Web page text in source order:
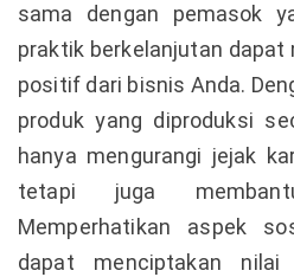
sama dengan pemasok
praktik berkelanjutan dapat
positif dari bisnis Anda.
produk yang diproduksi
hanya mengurangi jejak
tetapi juga
Memperhatikan aspek
dapat menciptakan